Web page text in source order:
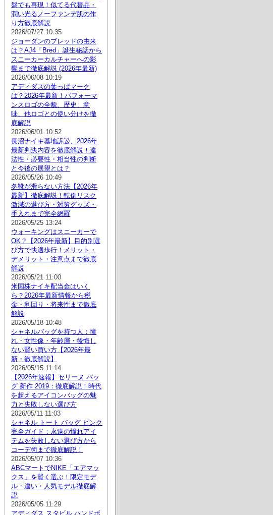
盤でも再現！似てる代替品・
潤い光るノーファンデ肌の作
り方徹底解説
2026/07/27 10:35
ジョーダンのブレッドの由来
は？AJ4「Bred」誕生秘話から
スニーカーカルチャーへの影
響まで徹底解説 (2026年最新)
2026/06/08 10:19
アディダスの葉っぱマーク
は？2026年最新！パフォーマ
ンスロゴの全貌、歴史、意
味、他ロゴとの使い分けを徹
底解説
2026/06/01 10:52
長沼ナイキ基地訴訟、2026年
最新判決内容を徹底解説！違
法性・必要性・相当性の判断
と今後の展望とは？
2026/05/26 10:49
冬靴が滑らない方法【2026年
最新】徹底解説！転倒リスク
激減の選び方・対策グッズ・
手入れまで完全網羅
2026/05/25 13:24
ウォーキングはスニーカーで
OK？【2026年最新】目的別選
び方で快適歩行！メリット・
デメリット・注意点まで徹底
解説
2026/05/21 11:00
米国株ナイキ配当金はいく
ら？2026年最新情報から税
金・利回り・将来性まで徹底
解説
2026/05/18 10:48
シャネルバッグを持つ人：憧
れ・女性像・年齢層・後悔し
ない賢い買い方【2026年最
新・徹底解説】
2026/05/15 11:14
【2026年速報】セリーヌ バッ
グ 新作 2019：徹底解説！時代
を超えるアイコンバッグの魅
力と失敗しない選び方
2026/05/11 11:03
シャネル トート バッグ ピンク
完全ガイド：永遠の憧れアイ
テムを失敗しない選び方から
コーデ術まで徹底解説！
2026/05/07 10:36
ABCマートでNIKE「エアマッ
クス」を賢く選ぶ！限定モデ
ル・違い・人気モデル徹底解
説
2026/05/05 11:29
アディダス スタビル ハンドボ